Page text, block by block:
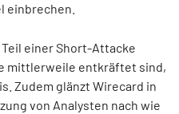
einbrechen.
einer Short-Attacke
mittlerweile entkräftet sind,
Zudem glänzt Wirecard in
von Analysten nach wie